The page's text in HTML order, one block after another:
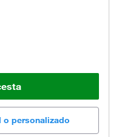
o personalizado